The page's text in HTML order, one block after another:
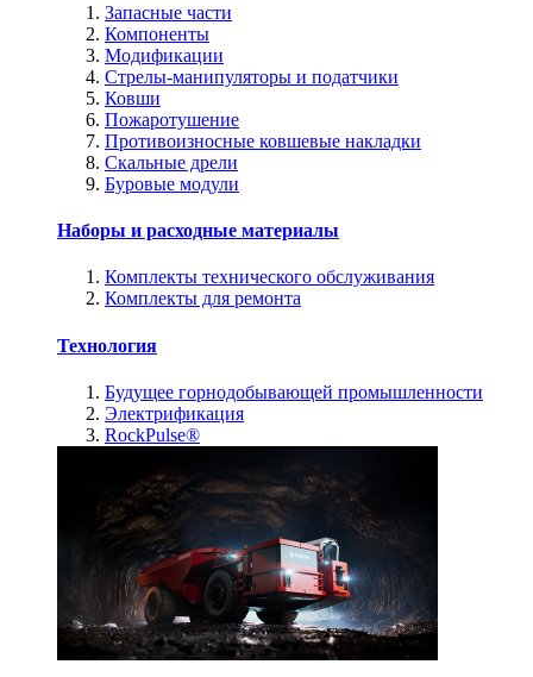
Запасные части
Компоненты
Модификации
Стрелы-манипуляторы и податчики
Ковши
Пожаротушение
Противоизносные ковшевые накладки
Скальные дрели
Буровые модули
Наборы и расходные материалы
Комплекты технического обслуживания
Комплекты для ремонта
Технология
Будущее горнодобывающей промышленности
Электрификация
RockPulse®